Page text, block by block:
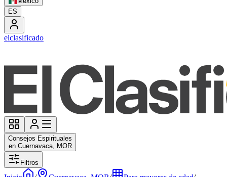
ES
elclasificado
Consejos Espirituales
en Cuernavaca, MOR
Filtros